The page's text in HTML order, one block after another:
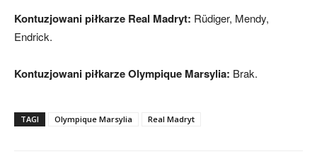
Kontuzjowani piłkarze Real Madryt: Rüdiger, Mendy,
Endrick.
Kontuzjowani piłkarze Olympique Marsylia: Brak.
TAGI Olympique Marsylia Real Madryt